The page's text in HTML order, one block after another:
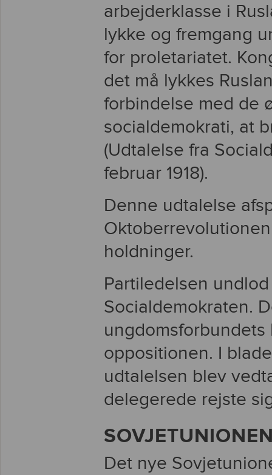
arbejderklasse i
lykke og fremgang
for proletariatet.
det må lykkes
forbindelse med de
socialdemokrati, at
(Udtalelse fra
februar 1918).
Denne udtalelse
holdninger.
Partiledelsen
Socialdemokraten.
oppositionen. I
udtalelsen blev
delegerede rejste
Det nye